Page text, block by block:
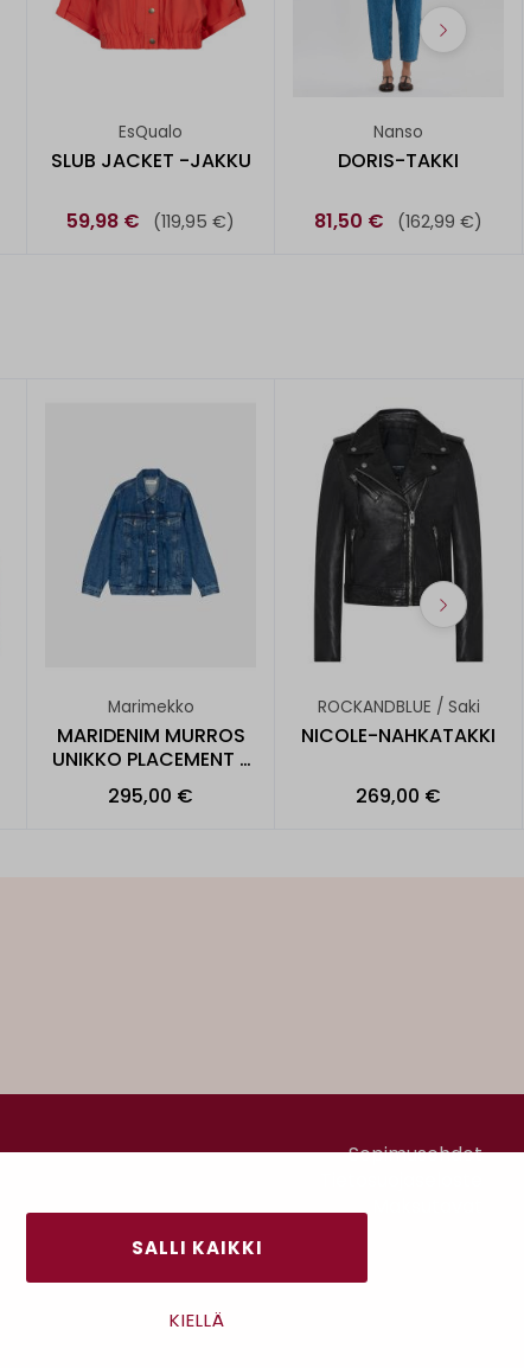
SALLI KAIKKI
KIELLÄ
EsQualo
SLUB JACKET -JAKKU
59,98 € (119,95 €)
Nanso
DORIS-TAKKI
81,50 € (162,99 €)
Marimekko
MARIDENIM MURROS
UNIKKO PLACEMENT -
FARKK
295,00 €
ROCKANDBLUE / Saki
NICOLE-NAHKATAKKI
269,00 €
Sopimusehdot